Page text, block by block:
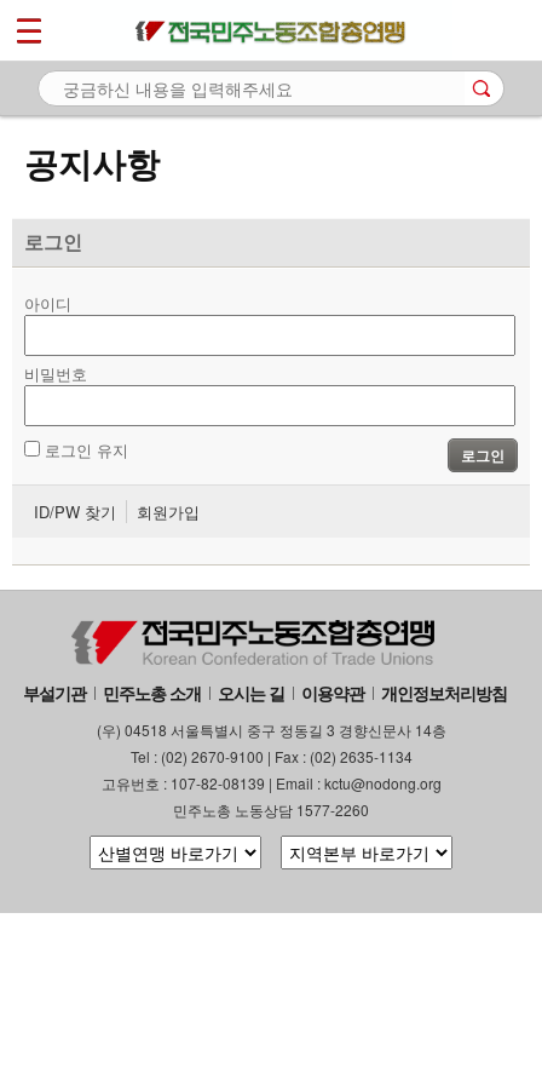
공지사항
로그인
아이디
비밀번호
로그인 유지 로그인
ID/PW 찾기 회원가입
부설기관 민주노총 소개 오시는 길 이용약관 개인정보처리방침
(우) 04518 서울특별시 중구 정동길 3 경향신문사 14층
Tel : (02) 2670-9100 | Fax : (02) 2635-1134
고유번호 : 107-82-08139 | Email : kctu@nodong.org
민주노총 노동상담 1577-2260
마이페이지
소개
- 공지사항
- 성명·보도
자료
부설기관
업무